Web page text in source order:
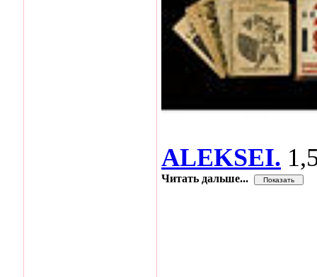
ALEKSEI.
Читать дальше...